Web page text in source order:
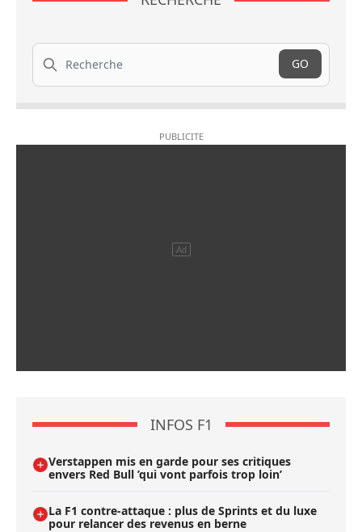
Recherche
GO
INFOS F1
Verstappen mis en garde pour ses critiques
envers Red Bull ’qui vont parfois trop loin’
La F1 contre-attaque : plus de Sprints et du luxe
pour relancer des revenus en berne